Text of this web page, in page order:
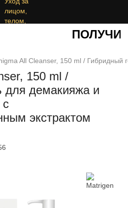
ПОЛУЧИТЕ
All Cleanser, 150 ml / Гибридный
150 ml /
для демакияжа и
экстрактом